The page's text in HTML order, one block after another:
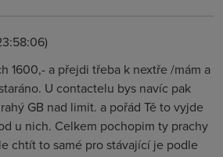
1600,- a přejdi třeba k nextře /mám a
U contactelu bys navíc pak
GB nad limit. a pořád Tě to vyjde
u nich. Celkem pochopim ty prachy
chtít to samé pro stávající je podle